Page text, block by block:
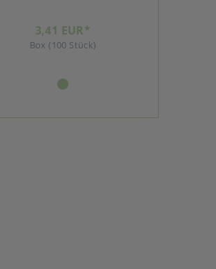
3,41 EUR*
Box (100 Stück)